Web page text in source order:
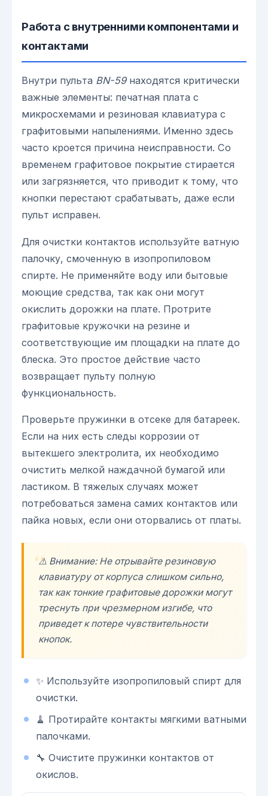
Работа с внутренними компонентами и
контактами
Внутри пульта BN-59находятся критически
важные элементы: печатная плата с
микросхемами и резиновая клавиатура с
графитовыми напылениями. Именно здесь
часто кроется причина неисправности. Со
временем графитовое покрытие стирается
или загрязняется, что приводит к тому, что
кнопки перестают срабатывать, даже если
пульт исправен.
Для очистки контактов используйте ватную
палочку, смоченную в изопропиловом
спирте. Не применяйте воду или бытовые
моющие средства, так как они могут
окислить дорожки на плате. Протрите
графитовые кружочки на резине и
соответствующие им площадки на плате до
блеска. Это простое действие часто
возвращает пульту полную
функциональность.
Проверьте пружинки в отсеке для батареек.
Если на них есть следы коррозии от
вытекшего электролита, их необходимо
очистить мелкой наждачной бумагой или
ластиком. В тяжелых случаях может
потребоваться замена самих контактов или
пайка новых, если они оторвались от платы.
⚠️ Внимание: Не отрывайте резиновую
клавиатуру от корпуса слишком сильно,
так как тонкие графитовые дорожки могут
треснуть при чрезмерном изгибе, что
приведет к потере чувствительности
кнопок.
✨ Используйте изопропиловый спирт для
очистки.
🧹 Протирайте контакты мягкими ватными
палочками.
🔧 Очистите пружинки контактов от
окислов.